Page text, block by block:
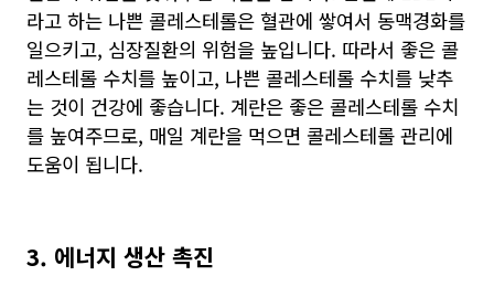
라고 하는 나쁜 콜레스테롤은 혈관에 쌓여서 동맥경화를
일으키고, 심장질환의 위험을 높입니다. 따라서 좋은 콜
레스테롤 수치를 높이고, 나쁜 콜레스테롤 수치를 낮추
는 것이 건강에 좋습니다. 계란은 좋은 콜레스테롤 수치
를 높여주므로, 매일 계란을 먹으면 콜레스테롤 관리에
도움이 됩니다.
3. 에너지 생산 촉진